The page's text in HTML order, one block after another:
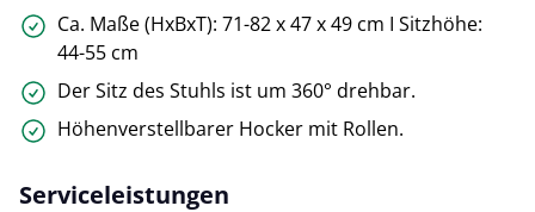
Ca. Maße (HxBxT): 71-82 x 47 x 49 cm I Sitzhöhe:
44-55 cm
Der Sitz des Stuhls ist um 360° drehbar.
Höhenverstellbarer Hocker mit Rollen.
Serviceleistungen